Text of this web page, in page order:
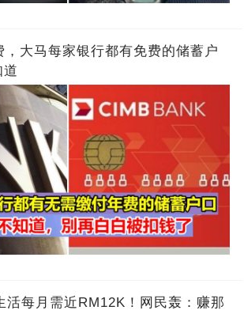
，大马每家银行都有免费的储蓄户
道
活每月需近RM12K！网民轰：赚那